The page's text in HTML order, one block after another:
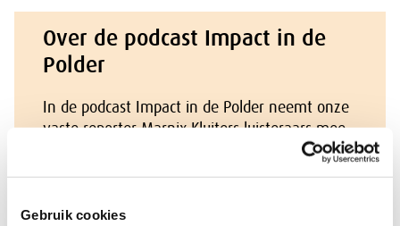
Gebruik cookies
Over de podcast Impact in de
Polder
In de podcast Impact in de Polder neemt onze
vaste reporter Marnix Kluiters luisteraars mee
advies waar de SER aan werkt of recent is